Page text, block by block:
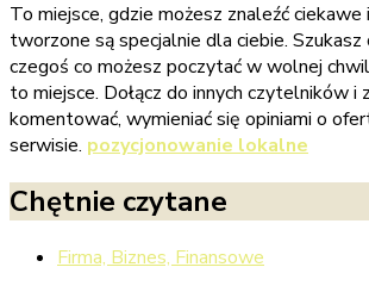
To miejsce, gdzie możesz znaleźć ciekawe
tworzone są specjalnie dla ciebie.
czegoś co możesz poczytać w wolnej
to miejsce. Dołącz do innych czytelników i
komentować, wymieniać się opiniami o
serwisie. pozycjonowanie lokalne
Chętnie czytane
Firma, Biznes, Finansowe